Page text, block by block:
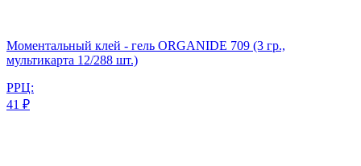
Моментальный клей - гель ORGANIDE 709 (3 гр.,
мультикарта 12/288 шт.)
РРЦ:
41 ₽